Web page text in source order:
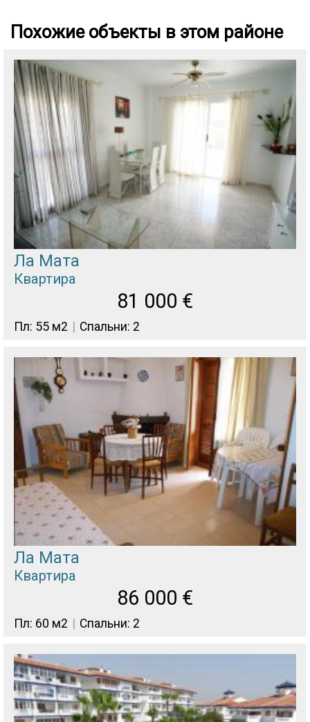
Похожие объекты в этом районе
Ла Мата
Квартира
81 000 €
Пл: 55 м2 Спальни: 2
Ла Мата
Квартира
86 000 €
Пл: 60 м2 Спальни: 2